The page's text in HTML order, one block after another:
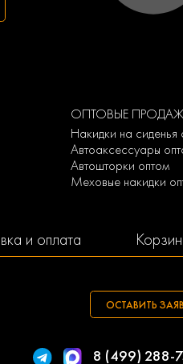
ОПТОВЫЕ
Накидки на сиденья
Автоаксессуары
Автошторки оптом
Меховые накидки
и оплата
ОСТАВИТЬ
8 (499) 288-